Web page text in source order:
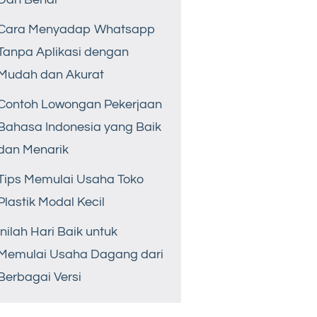
Menyadap Whatsapp
Aplikasi dengan
dan Akurat
Lowongan Pekerjaan
Indonesia yang Baik
Menarik
Memulai Usaha Toko
Modal Kecil
Hari Baik untuk
Usaha Dagang dari
Versi